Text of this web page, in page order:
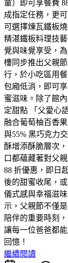
童）即可享餐費
成指定任務，更
可選擇煉瓦鐵板
精湛鐵板料理技
覺與味覺享受，
樓同步推出父親
行，於小吃區用
包廂低消，即可
蜜滋味。除了館
定甜點 「父愛心
融合葡萄柚百香
與55% 黑巧克力
酥增添酥脆層次
口都蘊藏著對父
88 折優惠，即日
後的甜蜜收尾，
儀式感與幸福滋
示，父親節不僅
陪伴的重要時刻
讓每一位爸爸都
回憶！
繼續閱讀